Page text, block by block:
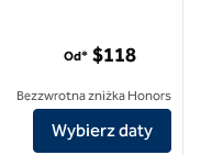
Sonoma Wine Country,
Od* $118
Bezzwrotna zniżka Honors
Wybierz daty